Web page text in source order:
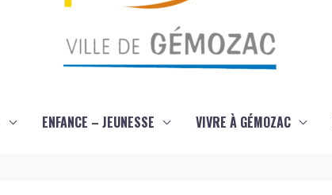
ENFANCE – JEUNESSE VIVRE À GÉMOZAC